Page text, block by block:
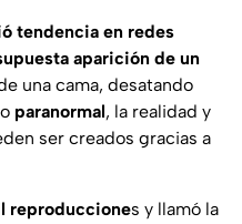
tendencia en redes
aparición de un
una cama, desatando
paranormal, la realidad y
ser creados gracias a
reproducciones y llamó la